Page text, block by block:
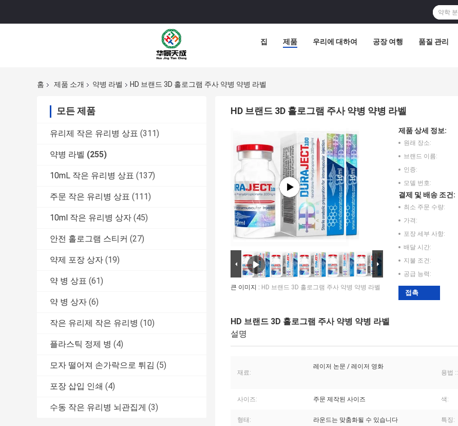
집 제품 우리에 대하여 공장 여행 품질 관리
홈 제품 소개 약병 라벨 HD 브랜드 3D 홀로그램 주사 약병 약병 라벨
모든 제품
유리제 작은 유리병 상표 (311)
약병 라벨 (255)
10mL 작은 유리병 상표 (137)
주문 작은 유리병 상표 (111)
10ml 작은 유리병 상자 (45)
안전 홀로그램 스티커 (27)
약제 포장 상자 (19)
약 병 상표 (61)
약 병 상자 (6)
작은 유리제 작은 유리병 (10)
플라스틱 정제 병 (4)
모자 떨어져 손가락으로 튀김 (5)
포장 삽입 인쇄 (4)
수동 작은 유리병 뇌관집게 (3)
HD 브랜드 3D 홀로그램 주사 약병 약병 라벨
큰 이미지 : HD 브랜드 3D 홀로그램 주사 약병 약병 라벨
제품 상세 정보:
원래 장소:
브랜드 이름:
인증:
모델 번호:
결제 및 배송 조건:
최소 주문 수량:
가격:
포장 세부 사항:
배달 시간:
지불 조건:
공급 능력:
접촉
HD 브랜드 3D 홀로그램 주사 약병 약병 라벨
설명
재료:
레이저 논문 / 레이저 영화
용법 ::
사이즈: 주문 제작된 사이즈 색:
형태: 라운드는 맞춤화될 수 있습니다 특징: